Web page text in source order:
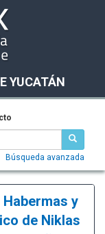
YUCATÁN
Búsqueda avanzada
y
de Niklas